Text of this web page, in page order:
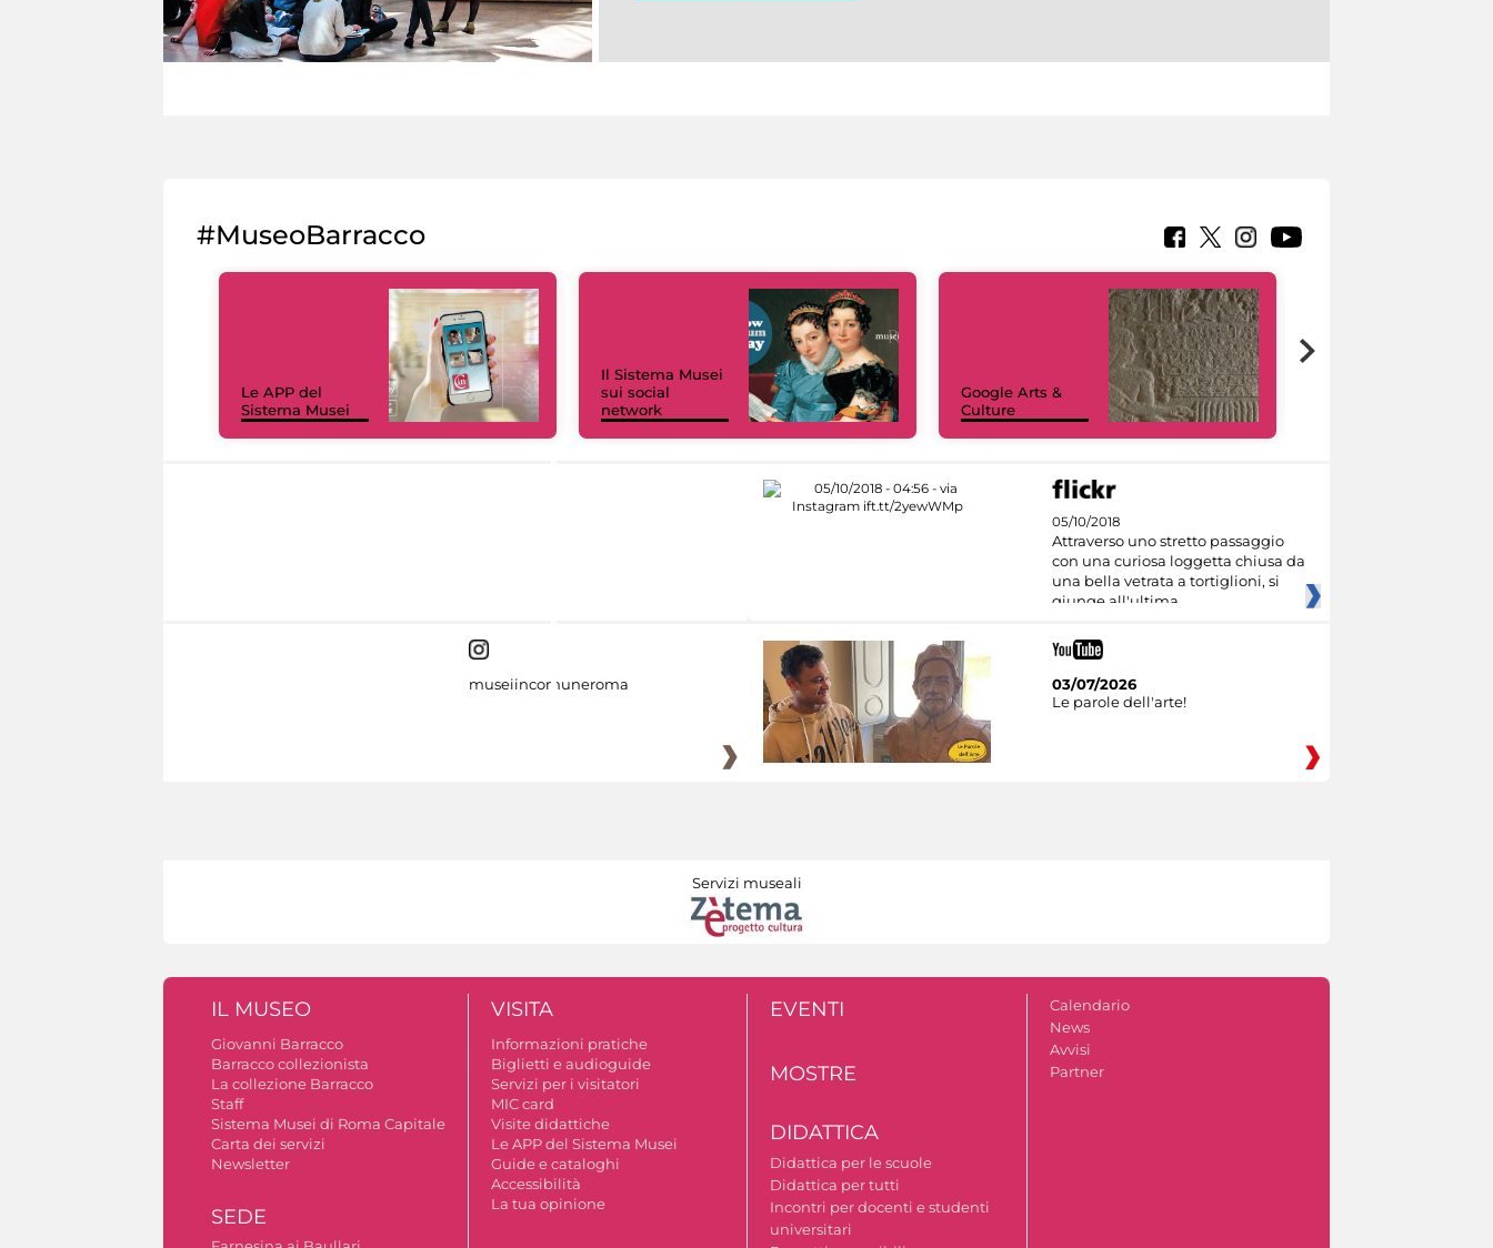
#MuseoBarracco
Le APP del
Sistema Musei
Il Sistema Musei
sui social
network
Google Arts &
Culture
05/10/2018
Attraverso uno stretto passaggio
con una curiosa loggetta chiusa da
una bella vetrata a tortiglioni, si
giunge all'ultima
museiincomuneroma
03/07/2026
Le parole dell'arte!
Servizi museali
IL MUSEO
Giovanni Barracco
Barracco collezionista
La collezione Barracco
Staff
Sistema Musei di Roma Capitale
Carta dei servizi
Newsletter
SEDE
VISITA
Informazioni pratiche
Biglietti e audioguide
Servizi per i visitatori
MIC card
Visite didattiche
Le APP del Sistema Musei
Guide e cataloghi
Accessibilità
La tua opinione
EVENTI
MOSTRE
DIDATTICA
Didattica per le scuole
Didattica per tutti
Incontri per docenti e studenti
universitari
Calendario
News
Avvisi
Partner